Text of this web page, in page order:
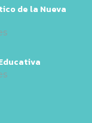
de la Nueva